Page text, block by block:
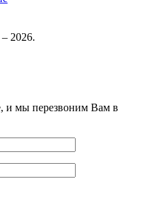
2026.
и мы перезвоним Вам в